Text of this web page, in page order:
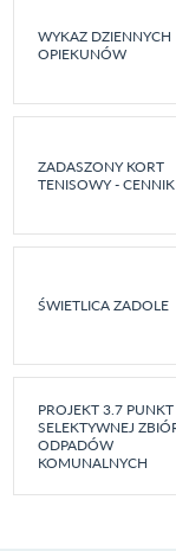
WYKAZ DZIENNYCH
OPIEKUNÓW
ZADASZONY KORT
TENISOWY - CENNIK
ŚWIETLICA ZADOLE
PROJEKT 3.7 PUNKT
SELEKTYWNEJ
ODPADÓW
KOMUNALNYCH